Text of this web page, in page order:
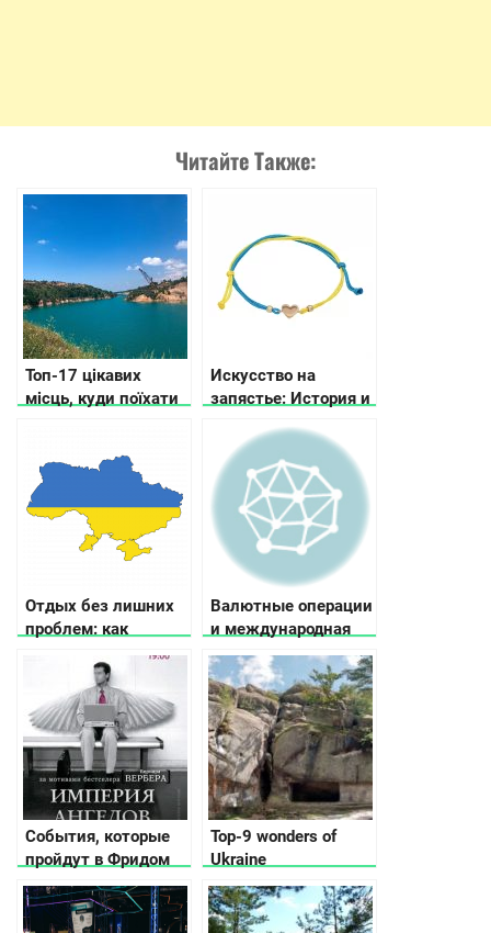
Читайте Также:
Топ-17 цікавих
місць, куди поїхати
Искусство на
запястье: История и
драгоценных
браслетов
Отдых без лишних
проблем: как
подготовиться?
Валютные операции
и международная
торговля: роль
валютных
механизмов в
глобальной
экономике
События, которые
пройдут в Фридом
холле в Киеве
Top-9 wonders of
Ukraine